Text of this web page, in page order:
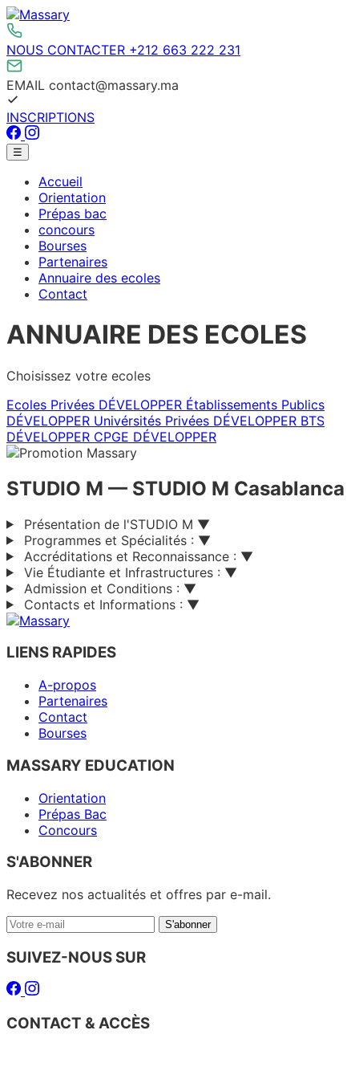
Aller
au
contenu
NOUS CONTACTER +212 663 222 231
EMAIL contact@massary.ma
INSCRIPTIONS
Facebook
Instagram
Menu
principal
☰
Accueil
Orientation
Prépas bac
concours
Bourses
Partenaires
Annuaire des ecoles
Contact
ANNUAIRE DES ECOLES
Choisissez votre ecoles
Ecoles Privées DÉVELOPPER Établissements Publics
DÉVELOPPER Univérsités Privées DÉVELOPPER BTS
DÉVELOPPER CPGE DÉVELOPPER
STUDIO M — STUDIO M Casablanca
Présentation de l'STUDIO M ▼
Programmes et Spécialités : ▼
Accréditations et Reconnaissance : ▼
Vie Étudiante et Infrastructures : ▼
Admission et Conditions : ▼
Contacts et Informations : ▼
LIENS RAPIDES
A-propos
Partenaires
Contact
Bourses
MASSARY EDUCATION
Orientation
Prépas Bac
Concours
S'ABONNER
Recevez nos actualités et offres par e-mail.
Votre
mail
S'abonner
SUIVEZ-NOUS SUR
Facebook
Instagram
CONTACT & ACCÈS